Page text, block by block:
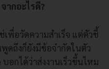
ากอะไรดี?
เพื่อวัดความสำเร็จ แต่ตัวชี้
ดถึงก็ยังมีข้อจำกัดในตัว
อกได้ว่าส่งงานเร็วขึ้นไหม